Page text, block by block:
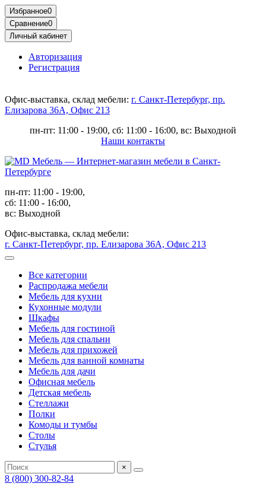
Избранное0
Сравнение0
Личный кабинет
Авторизация
Регистрация
Офис-выставка, склад мебели: г. Санкт-Петербург, пр.
Елизарова 36А, Офис 213
пн-пт: 11:00 - 19:00, сб: 11:00 - 16:00, вс: Выходной
Наши контакты
пн-пт: 11:00 - 19:00,
сб: 11:00 - 16:00,
вс: Выходной
Офис-выставка, склад мебели:
г. Санкт-Петербург, пр. Елизарова 36А, Офис 213
Все категории
Распродажа мебели
Мебель для кухни
Кухонные модули
Шкафы
Мебель для гостиной
Мебель для спальни
Мебель для прихожей
Мебель для ванной комнаты
Мебель для дачи
Офисная мебель
Детская мебель
Стеллажи
Полки
Комоды и тумбы
Столы
Стулья
×
8 (800) 300-82-84